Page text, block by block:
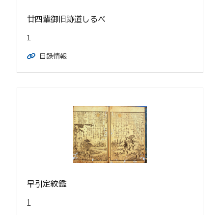
廿四輩御旧跡道しるべ
1
目録情報
早引定絞鑑
1